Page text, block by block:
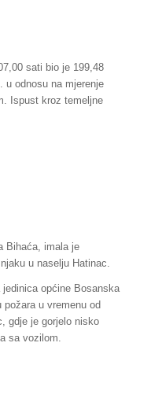
sati bio je 199,48
u odnosu na mjerenje
Ispust kroz temeljne
Bihaća, imala je
u naselju Hatinac.
jedinica općine Bosanska
požara u vremenu od
gdje je gorjelo nisko
sa vozilom.